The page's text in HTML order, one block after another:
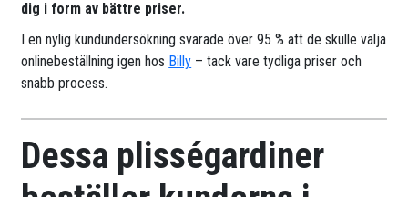
dig i form av bättre priser.
I en nylig kundundersökning svarade över 95 % att de skulle välja
onlinebeställning igen hos Billy – tack vare tydliga priser och
snabb process.
Dessa plisségardiner